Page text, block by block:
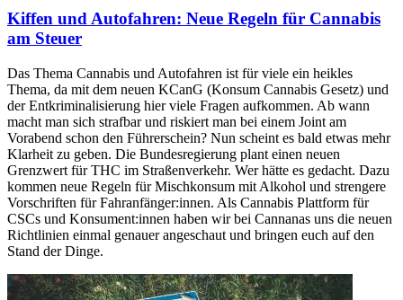
Kiffen und Autofahren: Neue Regeln für Cannabis
am Steuer
Das Thema Cannabis und Autofahren ist für viele ein heikles
Thema, da mit dem neuen KCanG (Konsum Cannabis Gesetz) und
der Entkriminalisierung hier viele Fragen aufkommen. Ab wann
macht man sich strafbar und riskiert man bei einem Joint am
Vorabend schon den Führerschein? Nun scheint es bald etwas mehr
Klarheit zu geben. Die Bundesregierung plant einen neuen
Grenzwert für THC im Straßenverkehr. Wer hätte es gedacht. Dazu
kommen neue Regeln für Mischkonsum mit Alkohol und strengere
Vorschriften für Fahranfänger:innen. Als Cannabis Plattform für
CSCs und Konsument:innen haben wir bei Cannanas uns die neuen
Richtlinien einmal genauer angeschaut und bringen euch auf den
Stand der Dinge.